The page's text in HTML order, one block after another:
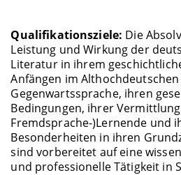
Qualifikationsziele: Die
Leistung und Wirkung der
Literatur in ihrem
Anfängen im
Gegenwartssprache, ihren
Bedingungen, ihrer
Fremdsprache-)Lernende und
Besonderheiten in ihren
sind vorbereitet auf eine
und professionelle Tätigkeit in